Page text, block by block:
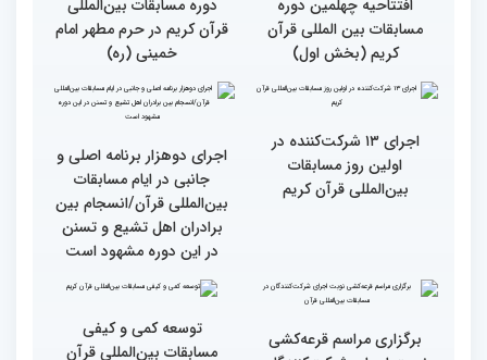
افتتاحیه چهلمین دوره
مسابقات بین المللی قرآن
کریم (بخش سوم)
افتتاحیه چهلمین دوره
مسابقات بین المللی قرآن
کریم (بخش دوم)
گزارش تصویری آیین
افتتاحیه چهلمین دوره
مسابقات بین المللی قرآن
حضور متسابقین چهلمین
دوره مسابقات بین‌المللی
قرآن کریم در حرم مطهر امام
خمینی (ره)
اجرای ۱۳ شرکت‌کننده در
اولین روز مسابقات
بین‌المللی قرآن کریم
اجرای دوهزار برنامه اصلی و
جانبی در ایام مسابقات